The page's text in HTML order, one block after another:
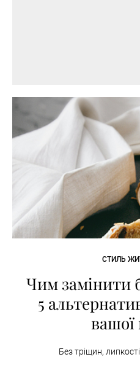
СТИЛЬ
Чим замінити
5
вашої
Без тріщин,